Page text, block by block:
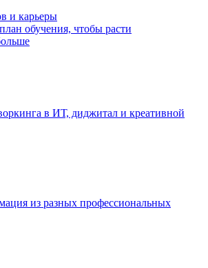
и карьеры
обучения, чтобы расти
в ИТ, диджитал и креативной
из разных профессиональных